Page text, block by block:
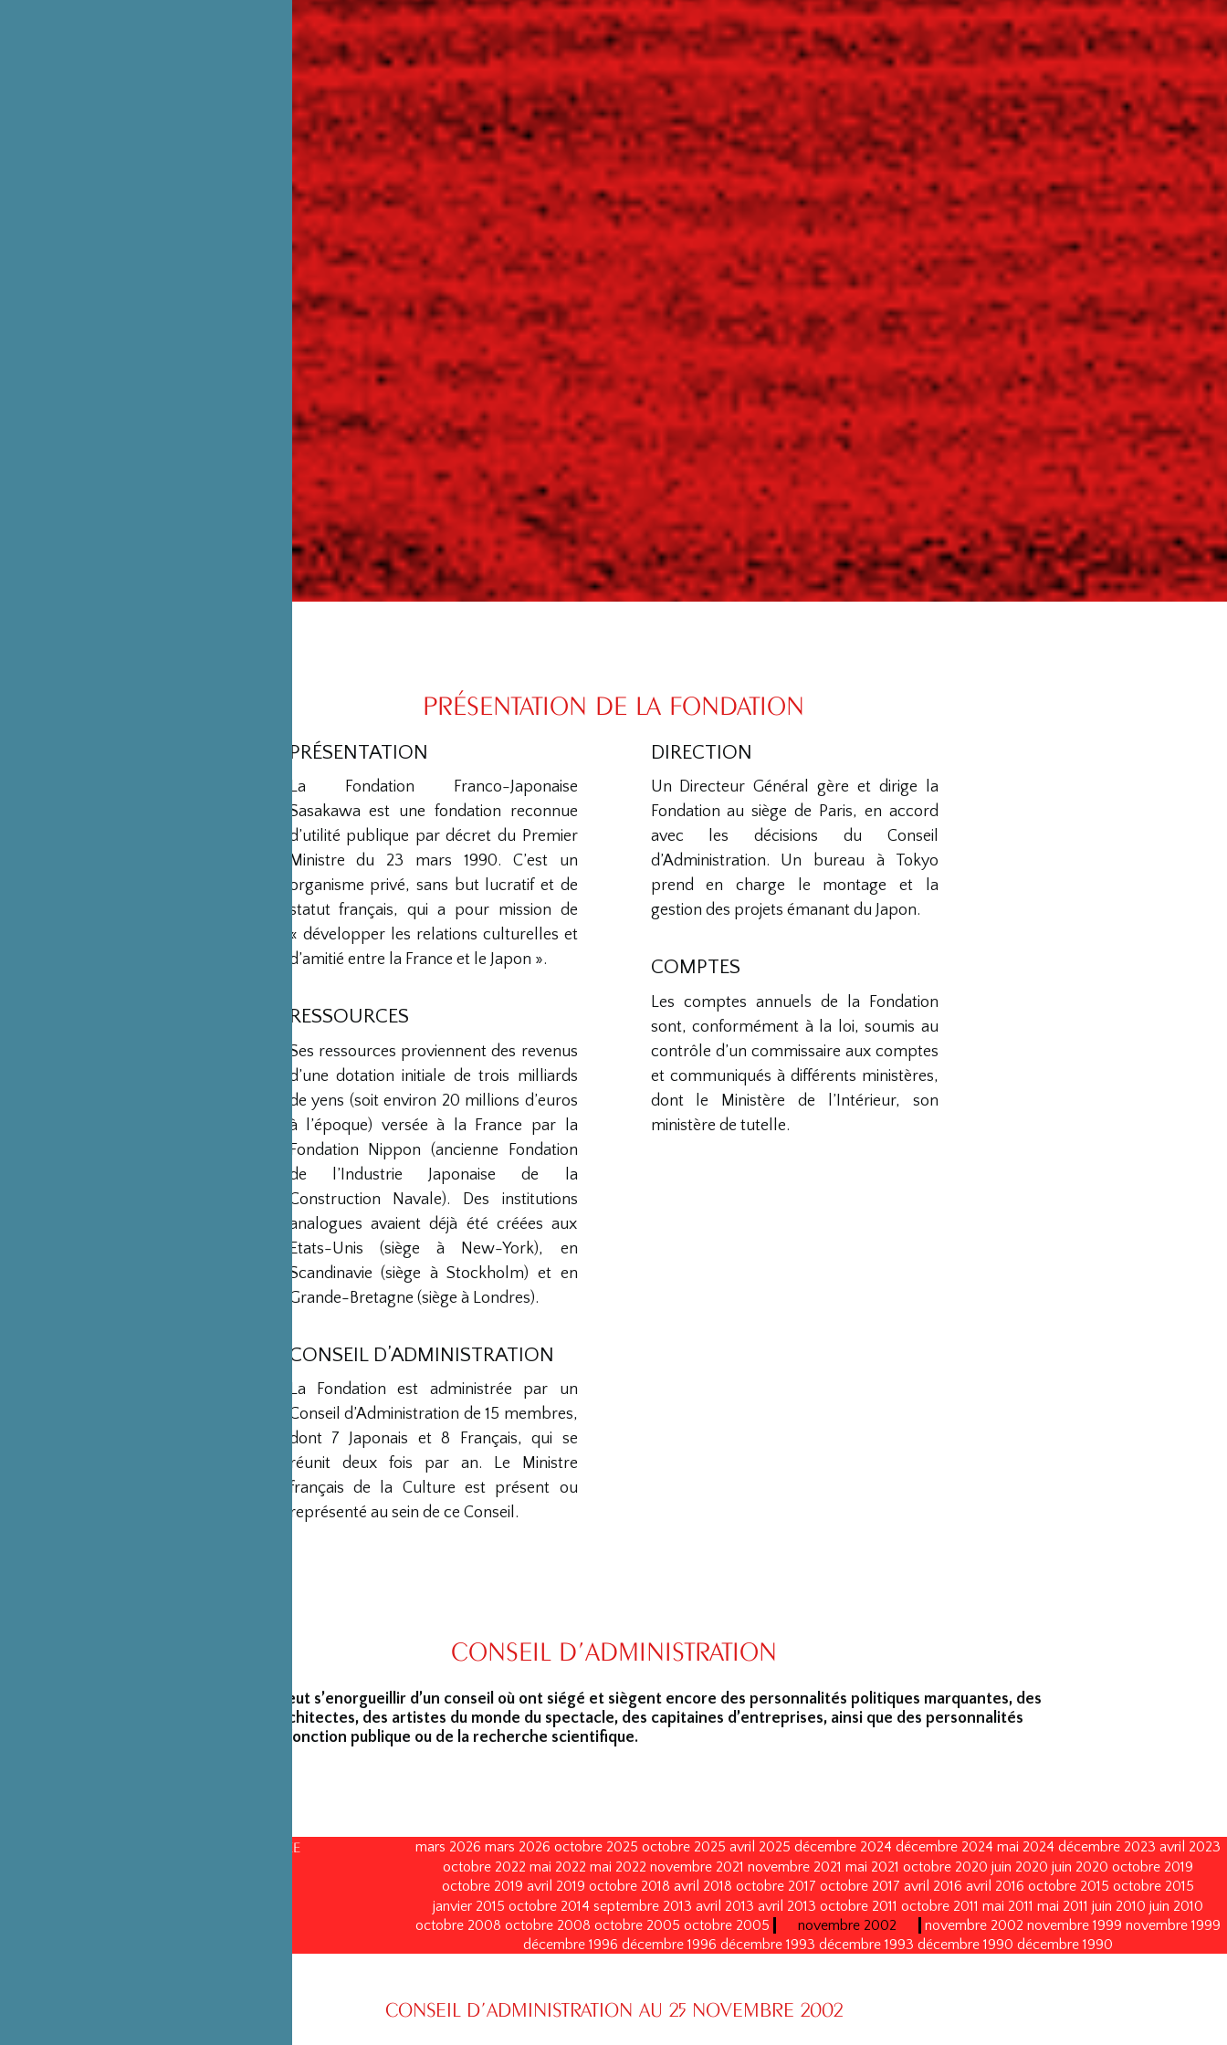
PRÉSENTATION DE LA FONDATION
PRÉSENTATION
La Fondation Franco-Japonaise
Sasakawa est une fondation reconnue
d’utilité publique par décret du Premier
Ministre du 23 mars 1990. C’est un
organisme privé, sans but lucratif et de
statut français, qui a pour mission de
« développer les relations culturelles et
d’amitié entre la France et le Japon ».
RESSOURCES
Ses ressources proviennent des revenus
d’une dotation initiale de trois milliards
de yens (soit environ 20 millions d’euros
à l’époque) versée à la France par la
Fondation Nippon (ancienne Fondation
de l’Industrie Japonaise de la
Construction Navale). Des institutions
analogues avaient déjà été créées aux
Etats-Unis (siège à New-York), en
Scandinavie (siège à Stockholm) et en
Grande-Bretagne (siège à Londres).
CONSEIL D’ADMINISTRATION
La Fondation est administrée par un
Conseil d’Administration de 15 membres,
dont 7 Japonais et 8 Français, qui se
réunit deux fois par an. Le Ministre
français de la Culture est présent ou
représenté au sein de ce Conseil.
DIRECTION
Un Directeur Général gère et dirige la
Fondation au siège de Paris, en accord
avec les décisions du Conseil
d’Administration. Un bureau à Tokyo
prend en charge le montage et la
gestion des projets émanant du Japon.
COMPTES
Les comptes annuels de la Fondation
sont, conformément à la loi, soumis au
contrôle d’un commissaire aux comptes
et communiqués à différents ministères,
dont le Ministère de l’Intérieur, son
ministère de tutelle.
CONSEIL D’ADMINISTRATION
La Fondation peut s’enorgueillir d’un conseil où ont siégé et siègent encore des personnalités politiques marquantes, des
créateurs et architectes, des artistes du monde du spectacle, des capitaines d’entreprises, ainsi que des personnalités
émérites de la fonction publique ou de la recherche scientifique.
CONSEILS D’ADMINISTRATION PAR ANNÉE mars 2026 mars 2026 octobre 2025 octobre 2025 avril 2025 décembre 2024 décembre 2024 mai 2024 décembre 2023 avril 2023
octobre 2022 mai 2022 mai 2022 novembre 2021 novembre 2021 mai 2021 octobre 2020 juin 2020 juin 2020 octobre 2019
octobre 2019 avril 2019 octobre 2018 avril 2018 octobre 2017 octobre 2017 avril 2016 avril 2016 octobre 2015 octobre 2015
janvier 2015 octobre 2014 septembre 2013 avril 2013 avril 2013 octobre 2011 octobre 2011 mai 2011 mai 2011 juin 2010 juin 2010
octobre 2008 octobre 2008 octobre 2005 octobre 2005 novembre 2002 novembre 2002 novembre 1999 novembre 1999
décembre 1996 décembre 1996 décembre 1993 décembre 1993 décembre 1990 décembre 1990
CONSEIL D’ADMINISTRATION AU 25 NOVEMBRE 2002